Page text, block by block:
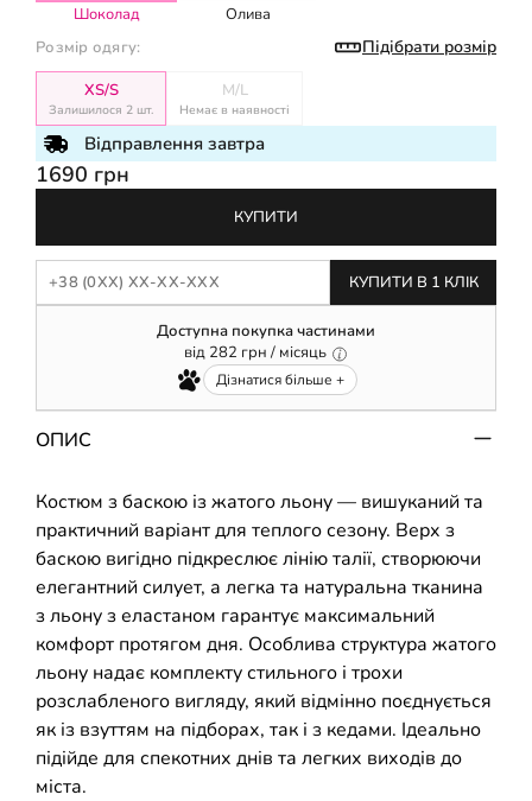
Шоколад
Олива
Розмір одягу:
Підібрати розмір
XS/S
Залишилося 2 шт.
M/L
Немає в наявності
Відправлення завтра
1690 грн
КУПИТИ
КУПИТИ В 1 КЛІК
Доступна покупка частинами
від 282 грн / місяць
Дізнатися більше +
ОПИС
Костюм з баскою із жатого льону — вишуканий та
практичний варіант для теплого сезону. Верх з
баскою вигідно підкреслює лінію талії, створюючи
елегантний силует, а легка та натуральна тканина
з льону з еластаном гарантує максимальний
комфорт протягом дня. Особлива структура жатого
льону надає комплекту стильного і трохи
розслабленого вигляду, який відмінно поєднується
як із взуттям на підборах, так і з кедами. Ідеально
підійде для спекотних днів та легких виходів до
міста.